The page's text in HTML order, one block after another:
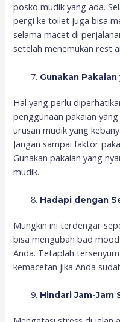
posko mudik yang ada.
pergi ke toilet juga bisa
selama macet di
setelah menemukan rest
Gunakan
Hal yang perlu
penggunaan pakaian
urusan mudik yang
Jangan sampai faktor
Gunakan pakaian yang
mudik.
Hadapi dengan
Mungkin ini terdengar
bisa mengubah bad
Anda. Tetaplah
kemacetan jika Anda
Hindari Jam-Jam